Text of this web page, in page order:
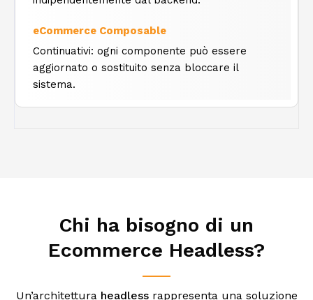
Continuativi: ogni componente può essere
aggiornato o sostituito senza bloccare il
sistema.
Chi ha bisogno di un
Ecommerce Headless?
Un’architettura headlessrappresenta una soluzione